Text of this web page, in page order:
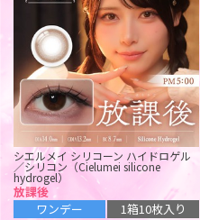
シエルメイ シリコーン ハイドロゲル
／シリコン（Cielumei silicone
hydrogel）
放課後
ワンデー
1箱10枚入り
ミューム シリコーン ハイドロゲル／
シリコン（miium silicone hydrogel）
ティアティント【回らない水光】
ワンデー
1箱10枚入り
ミューム シリコーン ハイドロゲル／
シリコン（miium silicone hydrogel）
リフレイン
ワンデー
1箱10枚入り
DIA 14.0mm
着色 13.2mm
±0.00〜-10.00
BC 8.7mm
まとめて割引
ポスト投函
￥1,760(税込)
ワンデー リフレア エーアイ シリコー
ン ハイドロゲル／シリコン（1day
refrear a-eye silicone hydrogel）
ドリップブラック
ワンデー
1箱10枚入り
DIA 14.0mm
着色 13.3mm
±0.00〜-8.00
BC 8.7mm
ポスト投函
￥1,760(税込)
デューリット シリコーン ハイドロゲ
ル／シリコン（Dewlit silicone
hydrogel）
プラムデュー【回らない水光】